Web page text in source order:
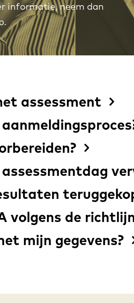
informatie, neem dan
assessment
volgens de
mijn gegevens?